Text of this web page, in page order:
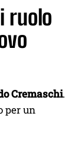
ruolo
Cremaschi.
per un